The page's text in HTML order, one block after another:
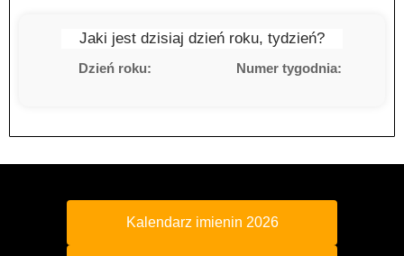
Jaki jest dzisiaj dzień roku, tydzień?
Dzień roku: Numer tygodnia:
Kalendarz imienin 2026